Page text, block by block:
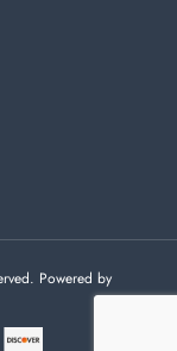
Powered by